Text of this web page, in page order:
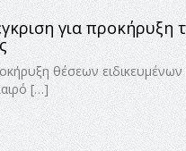
για προκήρυξη
θέσεων
[…]